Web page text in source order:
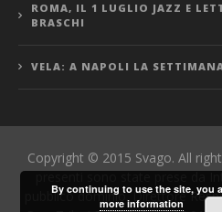
ROMA, IL 1 LUGLIO JAZZ E
BRASCHI
VELA: A NAPOLI LA SETTIMANA
Copyright © 2015 Svago. All
pubblico dominio. Direttore
By continuing to use the site, you
more information